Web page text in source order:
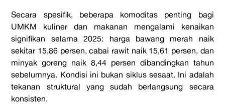
Secara spesifik, beberapa komoditas penting bagi
UMKM kuliner dan makanan mengalami kenaikan
signifikan selama 2025: harga bawang merah naik
sekitar 15,86 persen, cabai rawit naik 15,61 persen, dan
minyak goreng naik 8,44 persen dibandingkan tahun
sebelumnya. Kondisi ini bukan siklus sesaat. Ini adalah
tekanan struktural yang sudah berlangsung secara
konsisten.